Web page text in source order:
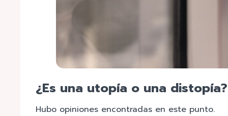
¿Es una utopía o una distopía?
Hubo opiniones encontradas en este punto.